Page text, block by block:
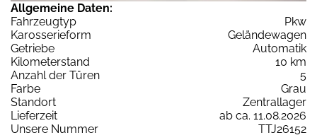
Allgemeine Daten:
Fahrzeugtyp
Pkw
Karosserieform
Geländewagen
Getriebe
Automatik
Kilometerstand
10 km
Anzahl der Türen
5
Farbe
Grau
Standort
Zentrallager
Lieferzeit
ab ca. 11.08.2026
Unsere Nummer
TTJ26152